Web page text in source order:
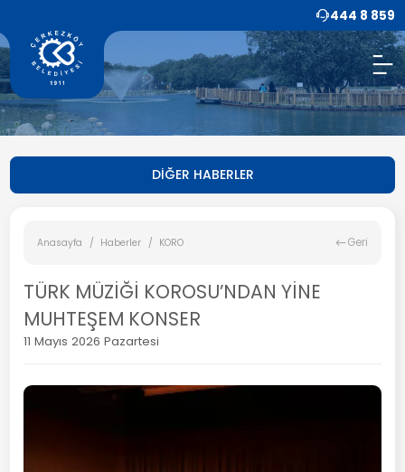
444 8 859
DİĞER HABERLER
Anasayfa Haberler KORO Geri
TÜRK MÜZİĞİ KOROSU’NDAN YİNE
MUHTEŞEM KONSER
11 Mayıs 2026 Pazartesi